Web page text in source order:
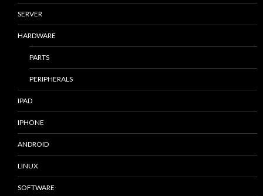
SERVER
HARDWARE
PARTS
PERIPHERALS
IPAD
IPHONE
ANDROID
LINUX
SOFTWARE